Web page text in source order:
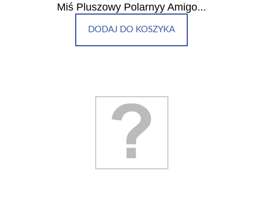
Miś Pluszowy Polarnyy Amigo...
DODAJ DO KOSZYKA